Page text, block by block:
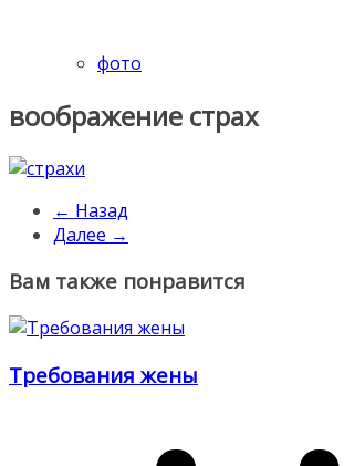
фото
воображение страх
← Назад
Далее →
Вам также понравится
Требования жены